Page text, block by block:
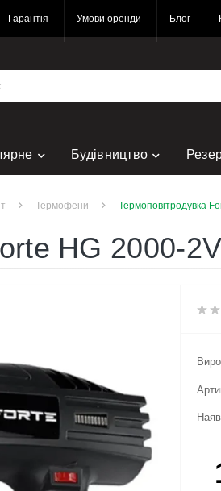
Гарантія Умови оренди Блог
Будівництво
Термофени Термоповітродувка
HG 2000-